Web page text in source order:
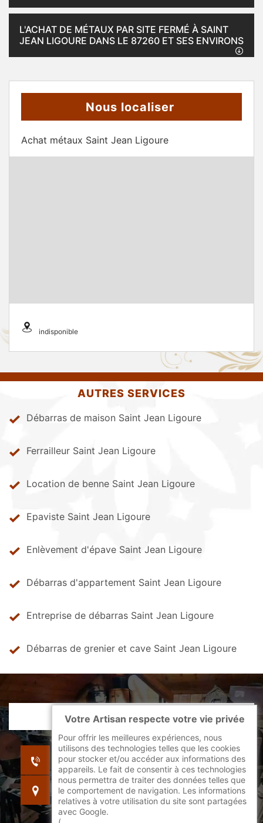
L'ACHAT DE MÉTAUX PAR SITE FERMÉ À SAINT
JEAN LIGOURE DANS LE 87260 ET SES ENVIRONS
Nous localiser
Achat métaux Saint Jean Ligoure
indisponible
AUTRES SERVICES
Débarras de maison Saint Jean Ligoure
Ferrailleur Saint Jean Ligoure
Location de benne Saint Jean Ligoure
Epaviste Saint Jean Ligoure
Enlèvement d'épave Saint Jean Ligoure
Débarras d'appartement Saint Jean Ligoure
Entreprise de débarras Saint Jean Ligoure
Débarras de grenier et cave Saint Jean Ligoure
indisponible
indisponible
indisponible
Votre Artisan respecte votre vie privée
Pour offrir les meilleures expériences, nous
utilisons des technologies telles que les cookies
pour stocker et/ou accéder aux informations des
appareils. Le fait de consentir à ces technologies
nous permettra de traiter des données telles que
le comportement de navigation. Les informations
relatives à votre utilisation du site sont partagées
avec Google.